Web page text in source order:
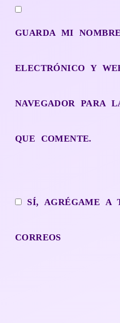
GUARDA MI
ELECTRÓNICO Y
NAVEGADOR PARA
QUE COMENTE.
SÍ, AGRÉGAME A
CORREOS